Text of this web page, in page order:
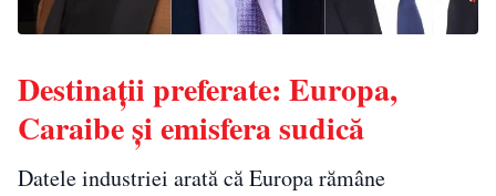
Destinații preferate: Europa,
Caraibe și emisfera sudică
Datele industriei arată că Europa rămâne